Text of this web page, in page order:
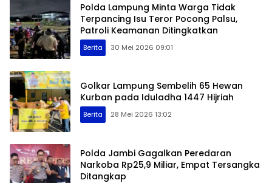
Polda Lampung Minta Warga Tidak
Terpancing Isu Teror Pocong Palsu,
Patroli Keamanan Ditingkatkan
Berita 30 Mei 2026 09:01
Golkar Lampung Sembelih 65 Hewan
Kurban pada Iduladha 1447 Hijriah
Berita 28 Mei 2026 13:02
Polda Jambi Gagalkan Peredaran
Narkoba Rp25,9 Miliar, Empat Tersangka
Ditangkap